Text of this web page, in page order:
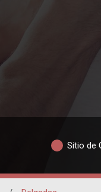
Sitio de